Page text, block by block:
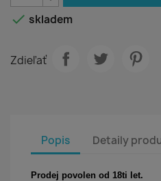
 skladem
Zdieľať
Popis Detaily
Prodej povolen od 18ti let.